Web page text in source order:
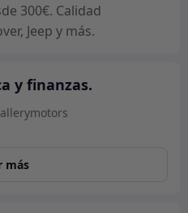
300€. Calidad
Jeep y más.
y finanzas.
más